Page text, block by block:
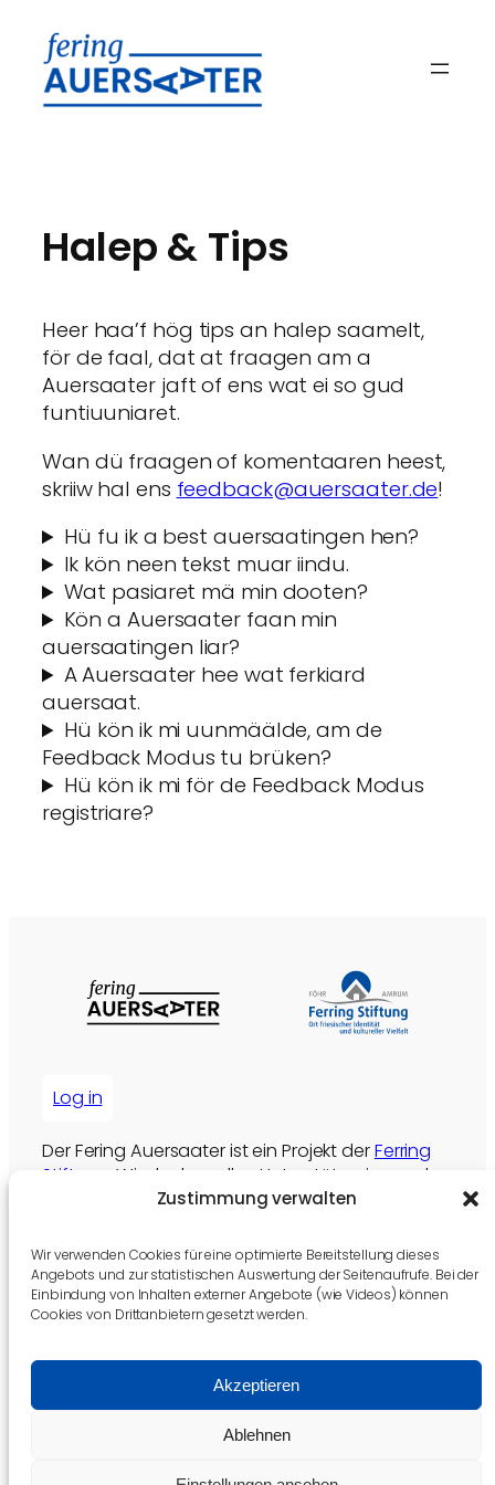
Zustimmung verwalten
Wir verwenden Cookies für eine optimierte Bereitstellung dieses
Angebots und zur statistischen Auswertung der Seitenaufrufe. Bei der
Einbindung von Inhalten externer Angebote (wie Videos) können
Cookies von Drittanbietern gesetzt werden.
Akzeptieren
Ablehnen
content
Halep & Tips
Heer haa’f hög tips an halep saamelt,
för de faal, dat at fraagen am a
Auersaater jaft of ens wat ei so gud
funtiuuniaret.
Wan dü fraagen of komentaaren heest,
skriiw hal ens feedback@auersaater.de!
Hü fu ik a best auersaatingen hen?
Ik kön neen tekst muar iindu.
Wat pasiaret mä min dooten?
Kön a Auersaater faan min
auersaatingen liar?
A Auersaater hee wat ferkiard
auersaat.
Hü kön ik mi uunmäälde, am de
Feedback Modus tu brüken?
Hü kön ik mi för de Feedback Modus
registriare?
Log in
Der Fering Auersaater ist ein Projekt derFerring
Stiftung
. Wir danken allen Unterstützer:innen der
Ferring Stiftung für ihr Engangement. Ohne ihre
möglich.
Die Ferring Stiftung unterstützen
NLLB (No Language Left
information, visit the
Meta AI website